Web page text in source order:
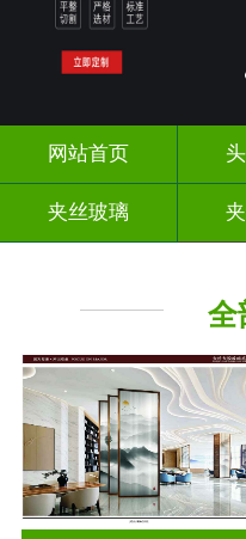
网站首页
夹丝玻璃
全